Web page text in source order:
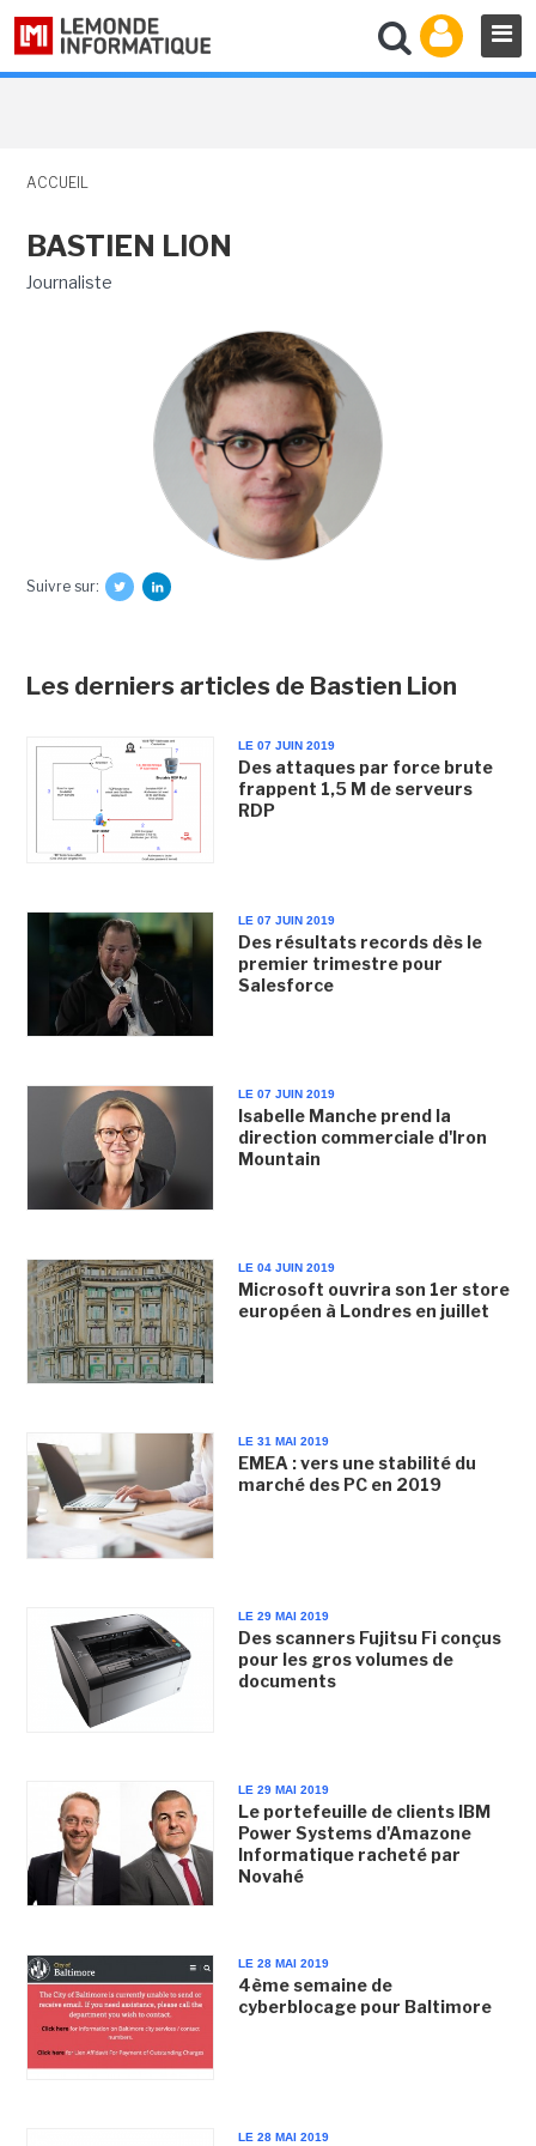
ACCUEIL
BASTIEN LION
Journaliste
Suivre sur:
Les derniers articles de Bastien Lion
LE 07 JUIN 2019
Des attaques par force brute
frappent 1,5 M de serveurs
RDP
LE 07 JUIN 2019
Des résultats records dès le
premier trimestre pour
Salesforce
LE 07 JUIN 2019
Isabelle Manche prend la
direction commerciale d'Iron
Mountain
LE 04 JUIN 2019
Microsoft ouvrira son 1er store
européen à Londres en juillet
LE 31 MAI 2019
EMEA : vers une stabilité du
marché des PC en 2019
LE 29 MAI 2019
Des scanners Fujitsu Fi conçus
pour les gros volumes de
documents
LE 29 MAI 2019
Le portefeuille de clients IBM
Power Systems d'Amazone
Informatique racheté par
Novahé
LE 28 MAI 2019
4ème semaine de
cyberblocage pour Baltimore
LE 28 MAI 2019